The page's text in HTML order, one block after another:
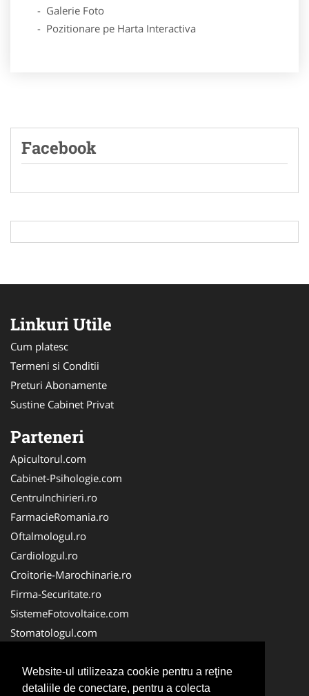
Website-ul utilizeaza cookie pentru a reţine
detaliile de conectare, pentru a colecta
- Galerie Foto
- Pozitionare pe Harta Interactiva
Facebook
Linkuri Utile
Cum platesc
Termeni si Conditii
Preturi Abonamente
Sustine Cabinet Privat
Parteneri
Apicultorul.com
Cabinet-Psihologie.com
CentruInchirieri.ro
FarmacieRomania.ro
Oftalmologul.ro
Cardiologul.ro
Croitorie-Marochinarie.ro
Firma-Securitate.ro
SistemeFotovoltaice.com
Stomatologul.com
Birouri-Cadastru.ro
Cabinet-Individual.ro